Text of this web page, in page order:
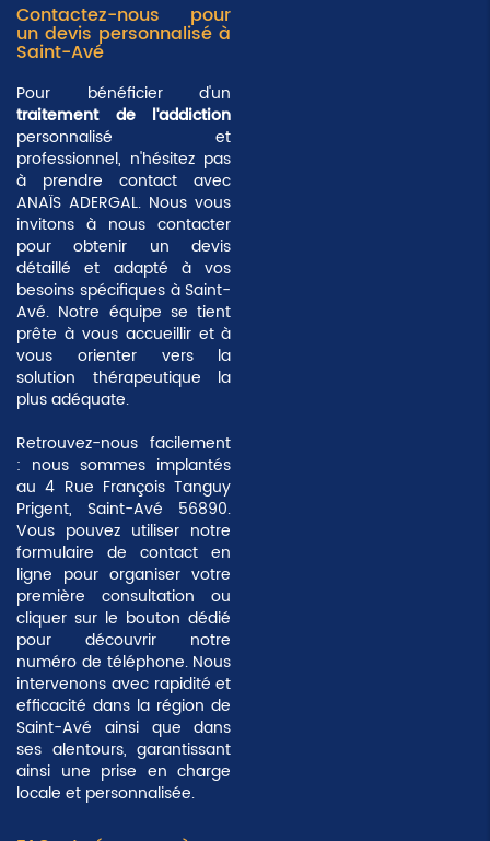
Contactez-nous pour
un devis personnalisé à
Saint-Avé
Pour bénéficier d'un
traitement de l'addiction
personnalisé et
professionnel, n'hésitez pas
à prendre contact avec
ANAÏS ADERGAL. Nous vous
invitons à nous contacter
pour obtenir un devis
détaillé et adapté à vos
besoins spécifiques à Saint-
Avé. Notre équipe se tient
prête à vous accueillir et à
vous orienter vers la
solution thérapeutique la
plus adéquate.
Retrouvez-nous facilement
: nous sommes implantés
au 4 Rue François Tanguy
Prigent, Saint-Avé 56890.
Vous pouvez utiliser notre
formulaire de contact en
ligne pour organiser votre
première consultation ou
cliquer sur le bouton dédié
pour découvrir notre
numéro de téléphone. Nous
intervenons avec rapidité et
efficacité dans la région de
Saint-Avé ainsi que dans
ses alentours, garantissant
ainsi une prise en charge
locale et personnalisée.